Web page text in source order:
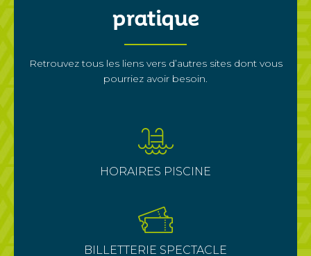
pratique
Retrouvez tous les liens vers d’autres sites dont vous
pourriez avoir besoin.
HORAIRES PISCINE
BILLETTERIE SPECTACLE